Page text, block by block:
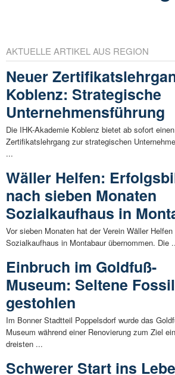
AKTUELLE ARTIKEL AUS REGION
Neuer
Koblenz: Strategische
Unternehmensführung
Die IHK-Akademie Koblenz bietet ab sofort
Zertifikatslehrgang zur strategischen
...
Wäller Helfen:
nach sieben Monaten
Sozialkaufhaus in
Vor sieben Monaten hat der Verein Wäller
Sozialkaufhaus in Montabaur übernommen. Die
Einbruch im Goldfuß-
Museum: Seltene
gestohlen
Im Bonner Stadtteil Poppelsdorf wurde das
Museum während einer Renovierung zum Ziel
dreisten ...
Schwerer Start ins